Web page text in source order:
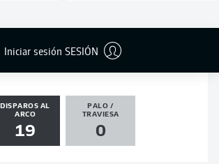
Iniciar sesión SESIÓN
ASISTENCIAS
2
PENALES
0
ACTUALIZADO
DISPAROS AL
ARCO
19
PALO /
TRAVIESA
0